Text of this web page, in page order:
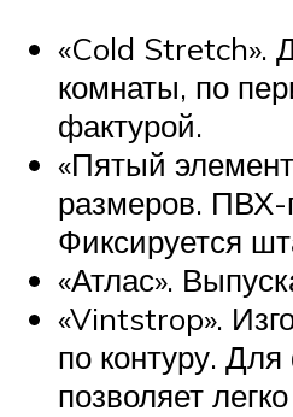
«Cold Stretch».
комнаты, по
фактурой.
«Пятый
размеров. ПВХ-
Фиксируется
«Атлас».
«Vintstrop».
по контуру.
позволяет